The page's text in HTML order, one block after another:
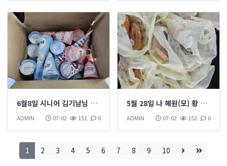
6월8일 시니어 김기남님 아이스크림 35개 이용인 간식으로 후원 하셨습니다
ADMIN 07-02 151 0
5월 28일 나 혜원(모) 황 치즈 쿠키 60개 이용인 간식으로 후원 하셨습니다
ADMIN 07-02 152 0
1 2 3 4 5 6 7 8 9 10